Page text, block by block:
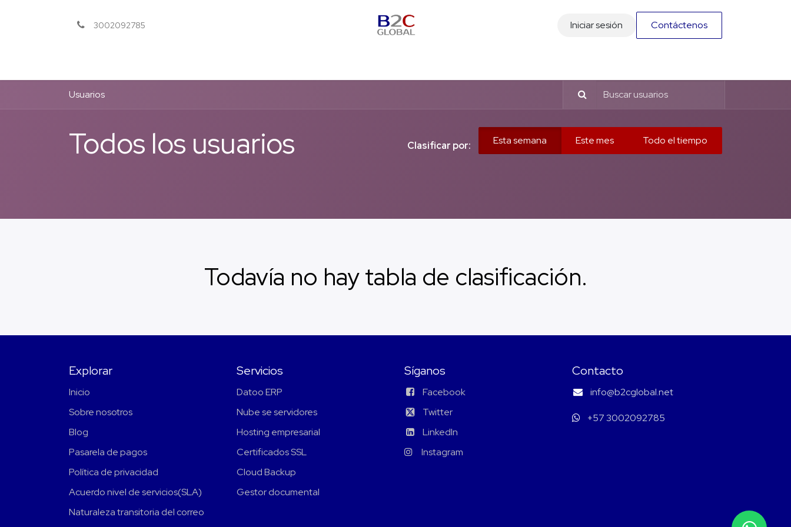
3002092785 Iniciar sesión Contáctenos
Usuarios
Todos los usuarios Clasificar por: Esta semana Este mes Todo el tiempo
Todavía no hay tabla de clasificación.
Explorar
Inicio
Sobre nosotros
Blog
Pasarela de pagos
Política de privacidad
Acuerdo nivel de servicios(SLA)
Naturaleza transitoria del correo
Servicios
Datoo ERP
Nube se servidores
Hosting empresarial
Certificados SSL
Cloud Backup
Gestor documental
Síganos
Facebook
Twitter
LinkedIn
Instagram
Contacto
info@b2cglobal.net
+57 3002092785